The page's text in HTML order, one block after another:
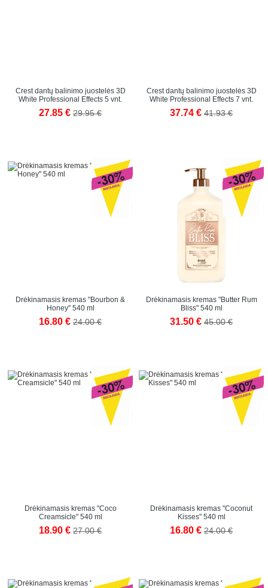
Crest dantų balinimo juostelės 3D
White Professional Effects 5 vnt.
27.85 € 29.95 €
Crest dantų balinimo juostelės 3D
White Professional Effects 7 vnt.
37.74 € 41.93 €
Drėkinamasis kremas "Bourbon &
Honey" 540 ml
16.80 € 24.00 €
Drėkinamasis kremas "Butter Rum
Bliss" 540 ml
31.50 € 45.00 €
Drėkinamasis kremas "Coco
Creamsicle" 540 ml
18.90 € 27.00 €
Drėkinamasis kremas "Coconut
Kisses" 540 ml
16.80 € 24.00 €